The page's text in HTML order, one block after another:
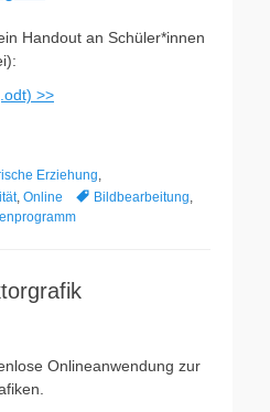
Handout an Schüler*innen
>>
Erziehung,
, Online Schlagworte
Bildbearbeitung,
Onlineanwendung zur